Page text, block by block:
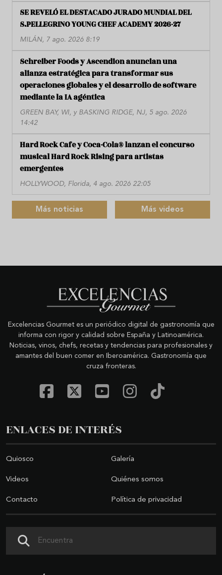
SE REVELÓ EL DESTACADO JURADO MUNDIAL DEL
S.PELLEGRINO YOUNG CHEF ACADEMY 2026-27
MILÁN, 7 ago. 2026 8:19
Schreiber Foods y Ascendion anuncian una
alianza estratégica para transformar sus
operaciones globales y el desarrollo de software
mediante la IA agéntica
GREEN BAY, WI, y BASKING RIDGE, NJ, 5 ago. 2026
14:42
Hard Rock Cafe y Coca-Cola® lanzan el concurso
musical Hard Rock Rising para artistas
emergentes
HOLLYWOOD, Florida, 4 ago. 2026 22:05
Más noticias Más videos
Excelencias Gourmet es un periódico digital de gastronomía que
informa con rigor y calidad sobre España y Latinoamérica.
Noticias, vinos, chefs, recetas y tendencias para profesionales y
amantes del buen comer en Iberoamérica. Gastronomía que
cruza fronteras.
ENLACES DE INTERÉS
Quiosco Galería
Videos Quiénes somos
Contacto Política de privacidad